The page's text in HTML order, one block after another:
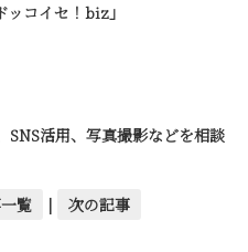
コイセ！biz」
SNS活用、写真撮影などを相談
覧 | 次の記事